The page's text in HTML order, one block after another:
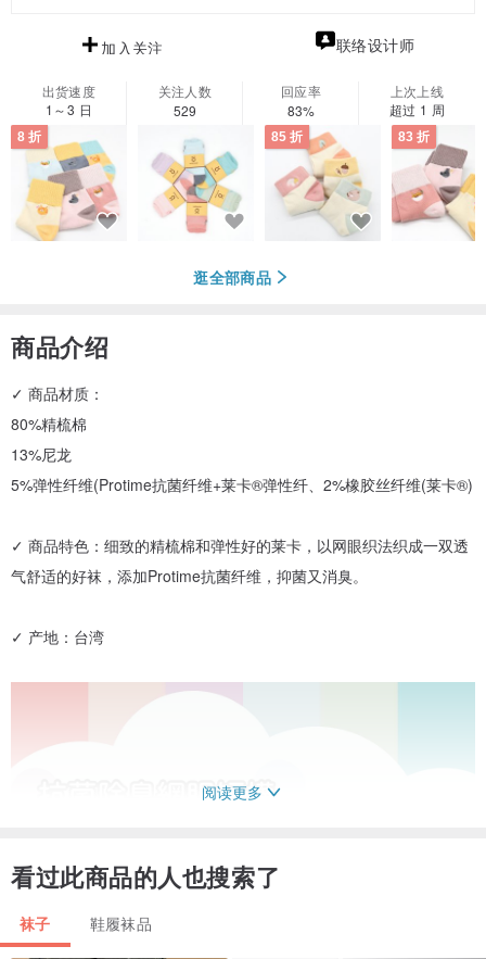
加入关注 联络设计师
出货速度
1～3 日
关注人数
529
回应率
83%
上次上线
超过 1 周
8 折 85 折 83 折
逛全部商品
商品介绍
✓ 商品材质：
80%精梳棉
13%尼龙
5%弹性纤维(Protime抗菌纤维+莱卡®弹性纤、2%橡胶丝纤维(莱卡®)
✓ 商品特色：细致的精梳棉和弹性好的莱卡，以网眼织法织成一双透
气舒适的好袜，添加Protime抗菌纤维，抑菌又消臭。
✓ 产地：台湾
阅读更多
看过此商品的人也搜索了
袜子 鞋履袜品